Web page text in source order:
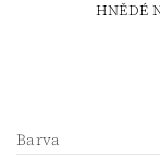
HNĚDÉ
Barva